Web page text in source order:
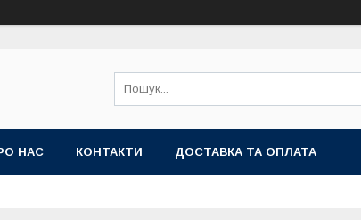
НАС КОНТАКТИ ДОСТАВКА ТА ОПЛАТА